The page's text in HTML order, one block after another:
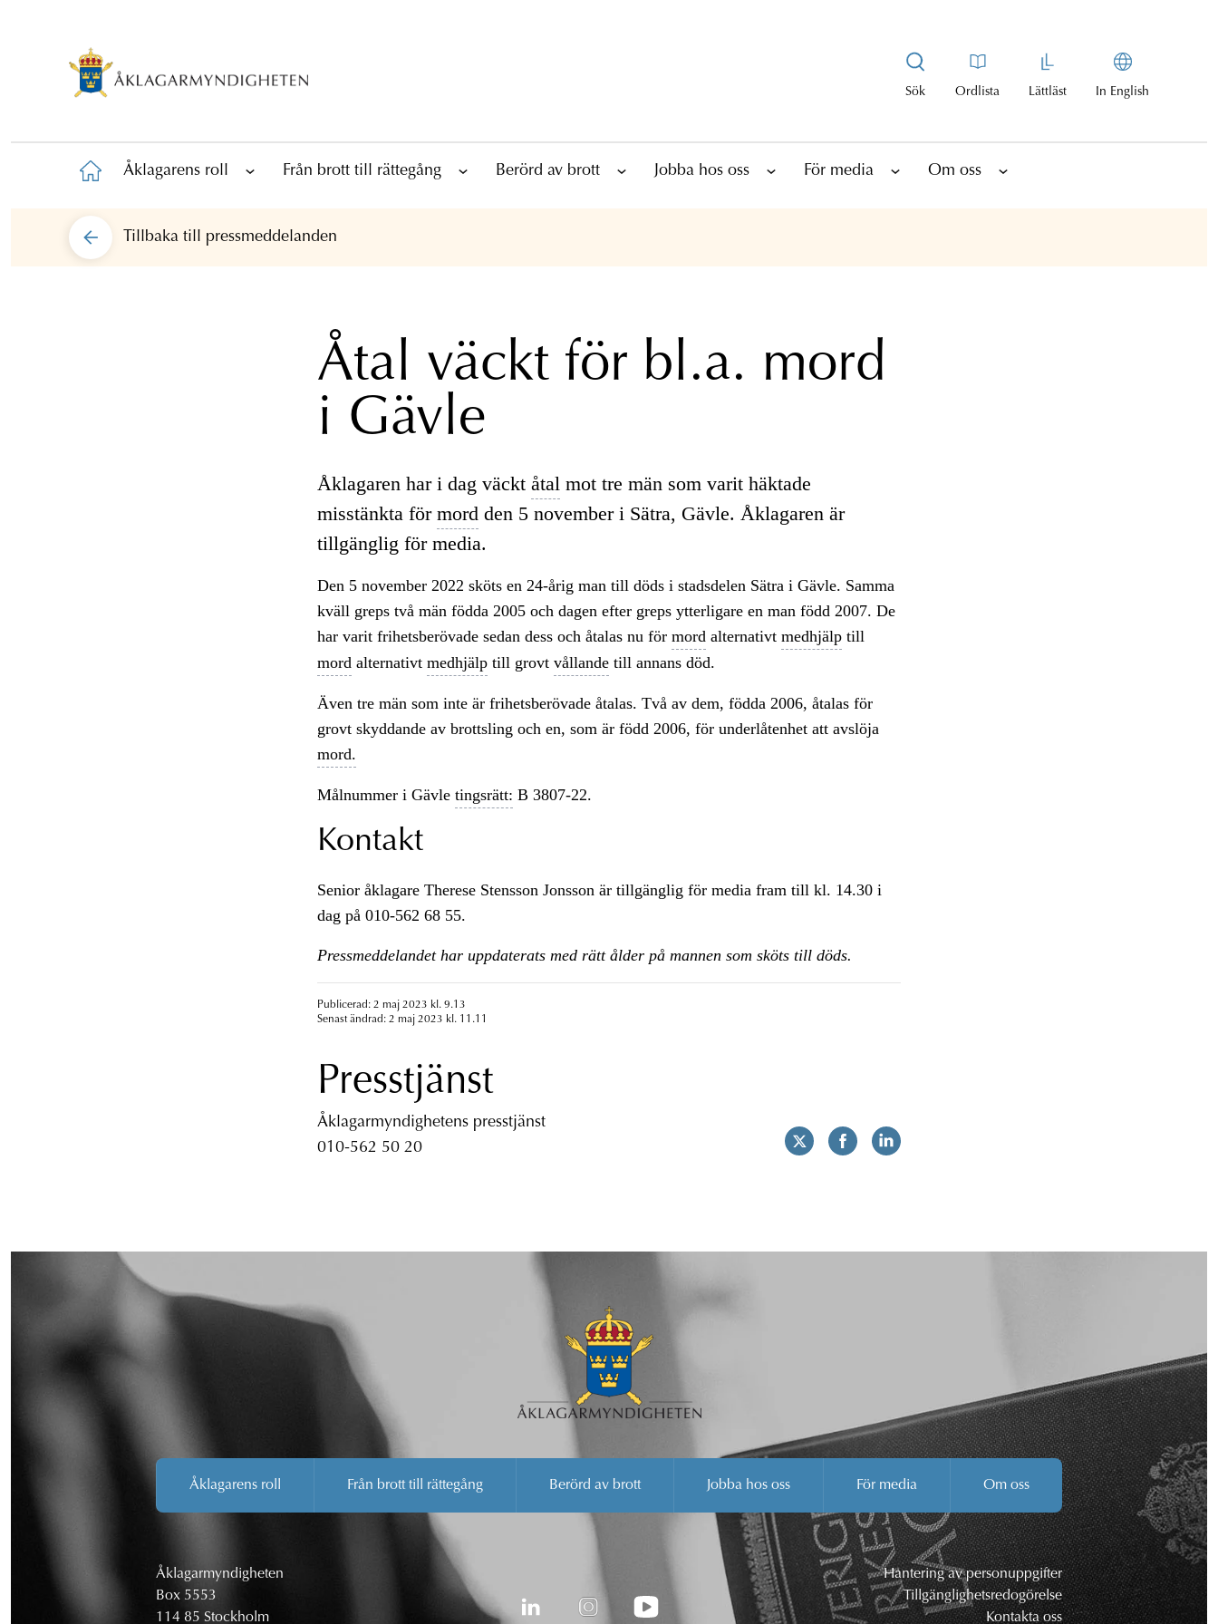
Sök Ordlista Lättläst In English
Åklagarens roll Från brott till rättegång Berörd av brott Jobba hos oss För media Om oss
Tillbaka till pressmeddelanden
Åtal väckt för bl.a. mord
i Gävle
Åklagaren har i dag väckt åtal mot tre män som varit häktade
misstänkta för mord den 5 november i Sätra, Gävle. Åklagaren är
tillgänglig för media.
Den 5 november 2022 sköts en 24-årig man till döds i stadsdelen Sätra i Gävle. Samma
kväll greps två män födda 2005 och dagen efter greps ytterligare en man född 2007. De
har varit frihetsberövade sedan dess och åtalas nu för mord alternativt medhjälptill
mord alternativt medhjälptill grovt vållandetill annans död.
Även tre män som inte är frihetsberövade åtalas. Två av dem, födda 2006, åtalas för
grovt skyddande av brottsling och en, som är född 2006, för underlåtenhet att avslöja
mord.
Målnummer i Gävle tingsrätt: B 3807-22.
Kontakt
Senior åklagare Therese Stensson Jonsson är tillgänglig för media fram till kl. 14.30 i
dag på 010-562 68 55.
Pressmeddelandet har uppdaterats med rätt ålder på mannen som sköts till döds.
Publicerad: 2 maj 2023 kl. 9.13
Senast ändrad: 2 maj 2023 kl. 11.11
Presstjänst
Åklagarmyndighetens presstjänst
010-562 50 20
Åklagarens roll Från brott till rättegång Berörd av brott Jobba hos oss För media Om oss
Åklagarmyndigheten
Box 5553
114 85 Stockholm
Hantering av personuppgifter
Tillgänglighetsredogörelse
Kontakta oss